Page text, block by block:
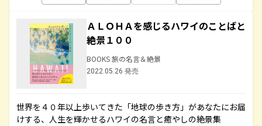
ＡＬＯＨＡを感じるハワイのことばと
絶景１００
BOOKS 旅の名言＆絶景
2022.05.26 発売
世界を４０年以上歩いてきた「地球の歩き方」があなたにお届
けする、人生を輝かせるハワイの名言と癒やしの絶景集